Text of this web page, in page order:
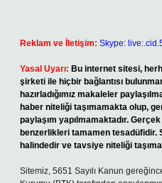
Reklam ve İletişim: Skype:
Yasal Uyarı: Bu internet sitesi,
şirketi ile hiçbir bağlantısı
hazırladığımız makaleler
haber niteliği taşımamakta olup,
paylaşım yapılmamaktadır.
benzerlikleri tamamen tesadüfidir.
halindedir ve tavsiye niteliği
Sitemiz, 5651 Sayılı Kanun